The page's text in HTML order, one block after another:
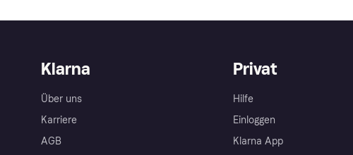
Klarna
Über uns
Karriere
AGB
Privat
Hilfe
Einloggen
Klarna App